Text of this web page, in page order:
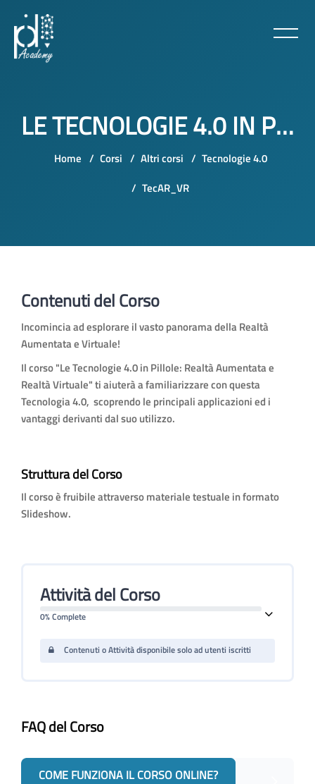
LE TECNOLOGIE 4.0 IN PILLOLE: REALTÀ AUMENTATA E REALTÀ VIRTUALE
Home Corsi Altri corsi
Tecnologie 4.0
TecAR_VR
Contenuti del Corso
Incomincia ad esplorare il vasto panorama della Realtà
Aumentata e Virtuale!
Il corso "Le Tecnologie 4.0 in Pillole: Realtà Aumentata e
Realtà Virtuale" ti aiuterà a familiarizzare con questa
Tecnologia 4.0, scoprendo le principali applicazioni ed i
vantaggi derivanti dal suo utilizzo.
Struttura del Corso
Il corso è fruibile attraverso materiale testuale in formato
Slideshow.
Attività del Corso
0% Complete
Contenuti o Attività disponibile solo ad utenti iscritti
Salta [Cocoon] Accordion
FAQ del Corso
COME FUNZIONA IL CORSO ONLINE?